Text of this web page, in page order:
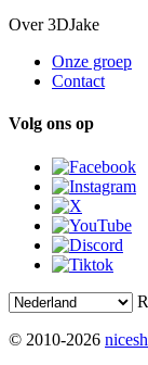
Over 3DJake
Onze groep
Contact
Volg ons op
© 2010-2026